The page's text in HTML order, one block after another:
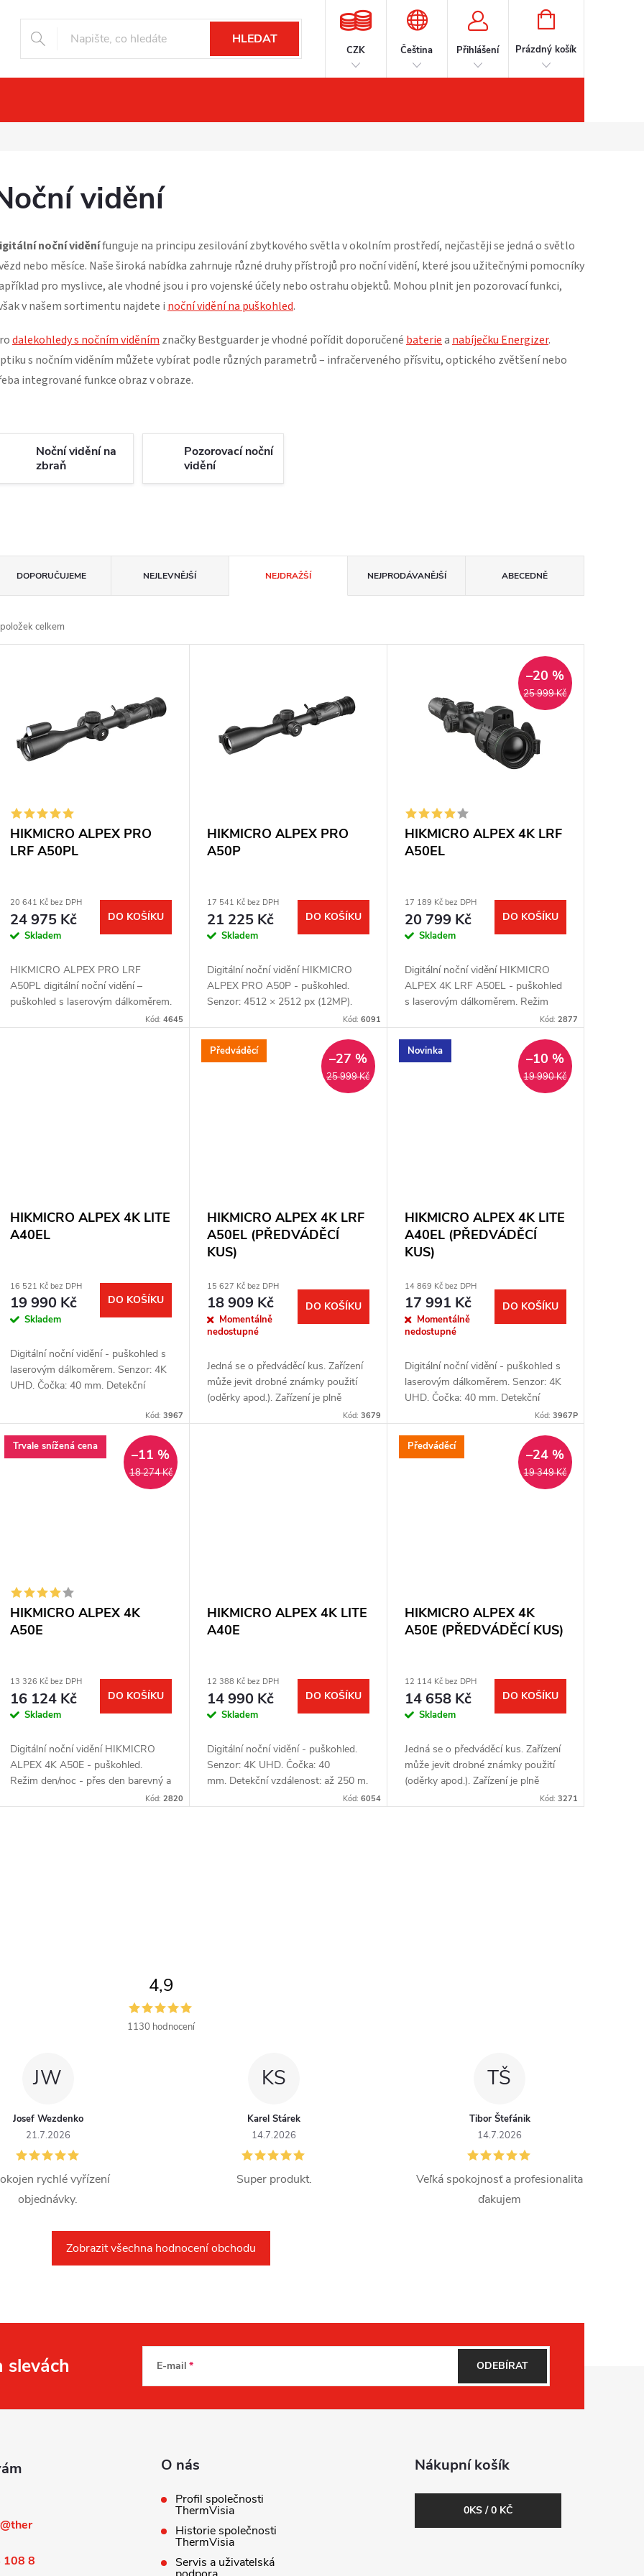
HLEDAT
CZK Čeština Přihlášení
NÁKUPNÍ
Prázdný košík
vidění
noční viděnífunguje na principu zesilování zbytkového světla v okolním prostředí, nejčastěji se jedná o světlo
nebo měsíce. Naše široká nabídka zahrnuje různé druhy přístrojů pro noční vidění, které jsou užitečnými pomocníky
pro myslivce, ale vhodné jsou i pro vojenské účely nebo ostrahu objektů. Mohou plnit jen pozorovací funkci,
v našem sortimentu najdete i noční vidění na puškohled.
dalekohledy s nočním viděním značky Bestguarder je vhodné pořídit doporučené bateriea nabíječku Energizer.
s nočním viděním můžete vybírat podle různých parametrů – infračerveného přísvitu, optického zvětšení nebo
integrované funkce obraz v obraze.
Noční vidění na
zbraň
Pozorovací noční
vidění
DOPORUČUJEME NEJLEVNĚJŠÍ NEJDRAŽŠÍ NEJPRODÁVANĚJŠÍ ABECEDNĚ
položek celkem
HIKMICRO ALPEX PRO
LRF A50PL
20 641 Kč bez DPH
24 975 Kč
Skladem
DO KOŠÍKU
HIKMICRO ALPEX PRO LRF
A50PL digitální noční vidění –
puškohled s laserovým dálkoměrem.
Senzor: 4512 × 2512 px (12 MP).
Kód:4645
HIKMICRO ALPEX PRO
A50P
17 541 Kč bez DPH
21 225 Kč
Skladem
DO KOŠÍKU
Digitální noční vidění HIKMICRO
ALPEX PRO A50P - puškohled.
Senzor: 4512 × 2512 px (12MP).
Čočka: 50 mm. Detekční vzdálenost:
Digitální...
Kód: 6091
25 999 Kč
–20 %
HIKMICRO ALPEX 4K LRF
A50EL
17 189 Kč bez DPH
20 799 Kč
Skladem
DO KOŠÍKU
Digitální noční vidění HIKMICRO
ALPEX 4K LRF A50EL - puškohled
s laserovým dálkoměrem. Režim
den/noc - přes den barevný a v noci
Čočka: 50 mm....
Kód: 2877
HIKMICRO ALPEX 4K LITE
A40EL
16 521 Kč bez DPH
19 990 Kč
Skladem
DO KOŠÍKU
Digitální noční vidění - puškohled s
laserovým dálkoměrem. Senzor: 4K
UHD. Čočka: 40 mm. Detekční
zvětšení: 3,5x. Digitální zoom: až
5,8x....
Kód:3967
Předváděcí
25 999 Kč
–27 %
HIKMICRO ALPEX 4K LRF
A50EL (PŘEDVÁDĚCÍ
KUS)
15 627 Kč bez DPH
18 909 Kč
Momentálně
nedostupné
DO KOŠÍKU
Jedná se o předváděcí kus. Zařízení
může jevit drobné známky použití
(oděrky apod.). Zařízení je plně
funkční. Kompletní balení. PlnáKód: 3679
Novinka
19 990 Kč
–10 %
HIKMICRO ALPEX 4K LITE
A40EL (PŘEDVÁDĚCÍ
KUS)
14 869 Kč bez DPH
17 991 Kč
Momentálně
nedostupné
DO KOŠÍKU
Digitální noční vidění - puškohled s
laserovým dálkoměrem. Senzor: 4K
UHD. Čočka: 40 mm. Detekční
vzdálenost: až 250 m. Optické
5,8x....
Kód: 3967P
Trvale snížená cena
18 274 Kč
–11 %
HIKMICRO ALPEX 4K
A50E
13 326 Kč bez DPH
16 124 Kč
Skladem
DO KOŠÍKU
Digitální noční vidění HIKMICRO
ALPEX 4K A50E - puškohled.
Režim den/noc - přes den barevný a
v noci černobílý obraz. Senzor: 4K
Kód:2820
HIKMICRO ALPEX 4K LITE
A40E
12 388 Kč bez DPH
14 990 Kč
Skladem
DO KOŠÍKU
Digitální noční vidění - puškohled.
Senzor: 4K UHD. Čočka: 40
mm. Detekční vzdálenost: až 250 m.
Optické zvětšení: 3,5x. DigitálníKód: 6054
Předváděcí
19 349 Kč
–24 %
HIKMICRO ALPEX 4K
A50E (PŘEDVÁDĚCÍ KUS)
12 114 Kč bez DPH
14 658 Kč
Skladem
DO KOŠÍKU
Jedná se o předváděcí kus. Zařízení
může jevit drobné známky použití
(oděrky apod.). Zařízení je plně
funkční. Kompletní balení. PlnáKód: 3271
4,9
1130 hodnocení
JW
Josef Wezdenko
21.7.2026
rychlé vyřízení
objednávky.
KS
Karel Stárek
14.7.2026
Super produkt.
TŠ
Tibor Štefánik
14.7.2026
Veľká spokojnosť a profesionalita
ďakujem
Zobrazit všechna hodnocení obchodu
slevách E-mail ODEBÍRAT
@ther
108 8
O nás
Profil společnosti
ThermVisia
Historie společnosti
ThermVisia
Servis a uživatelská
Nákupní košík
0KS /0 KČ